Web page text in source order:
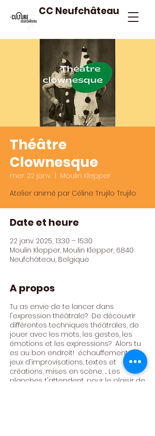
CC Neufchâteau
Théâtre
Clownesque
mer. 22 janv.
Moulin Klepper
Atelier animé par Céline Trujilo Trujilo
Date et heure
22 janv. 2025, 13:30 – 15:30
Moulin Klepper, Moulin Klepper, 6840
Neufchâteau, Belgique
A propos
Tu as envie de te lancer dans
l'expression théâtrale? De découvrir
différentes techniques théâtrales, de
jouer avec les mots, les gestes, les
émotions et les expressions? Alors tu
es au bon endroit! échauffements,
jeux d'improvisations, textes et
créations, mises en scène, ... Les
planches t'attendent, pour le plaisir de